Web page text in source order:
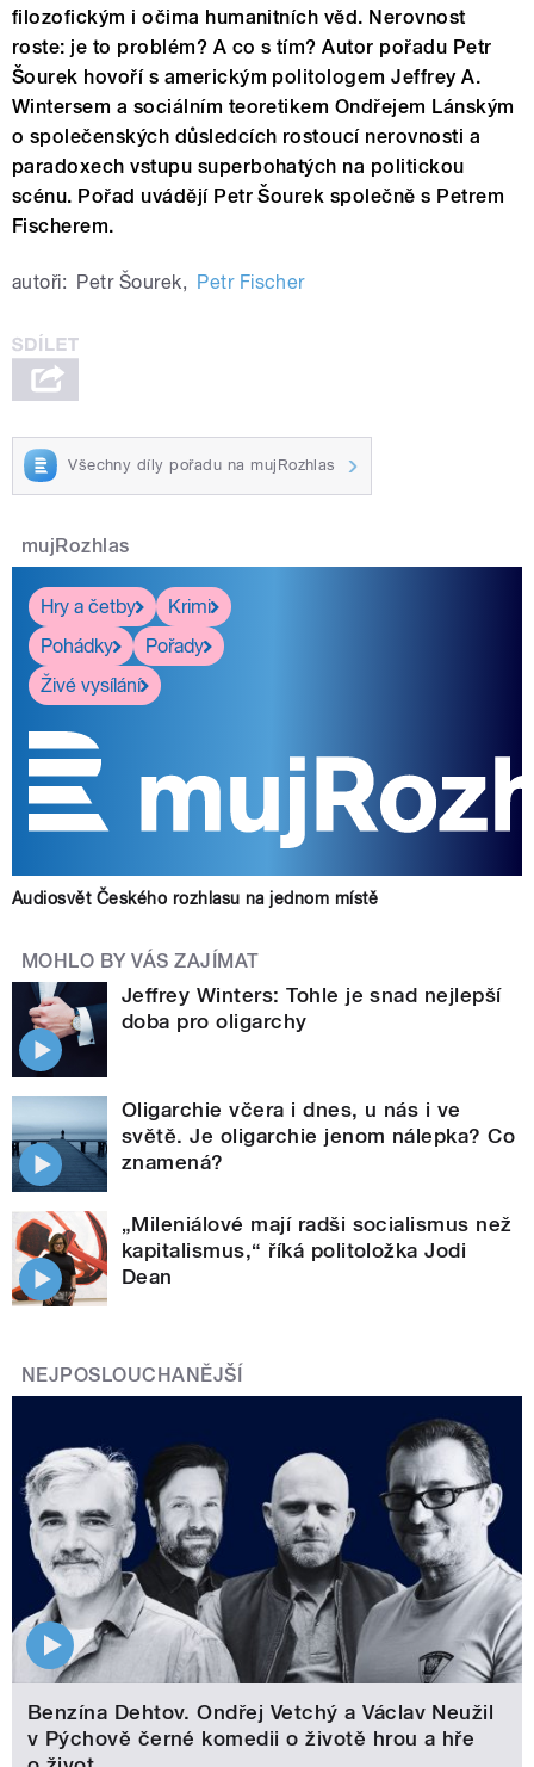
filozofickým i očima humanitních věd. Nerovnost
roste: je to problém? A co s tím? Autor pořadu Petr
Šourek hovoří s americkým politologem Jeffrey A.
Wintersem a sociálním teoretikem Ondřejem Lánským
o společenských důsledcích rostoucí nerovnosti a
paradoxech vstupu superbohatých na politickou
scénu. Pořad uvádějí Petr Šourek společně s Petrem
Fischerem.
autoři: Petr Šourek, Petr Fischer
Všechny díly pořadu na mujRozhlas
mujRozhlas
Hry a četby
Krimi
Pohádky
Pořady
Živé vysílání
Audiosvět Českého rozhlasu na jednom místě
MOHLO BY VÁS ZAJÍMAT
Jeffrey Winters: Tohle je snad nejlepší
doba pro oligarchy
Oligarchie včera i dnes, u nás i ve
světě. Je oligarchie jenom nálepka? Co
znamená?
„Mileniálové mají radši socialismus než
kapitalismus,“ říká politoložka Jodi
Dean
NEJPOSLOUCHANĚJŠÍ
Benzína Dehtov. Ondřej Vetchý a Václav Neužil
v Pýchově černé komedii o životě hrou a hře